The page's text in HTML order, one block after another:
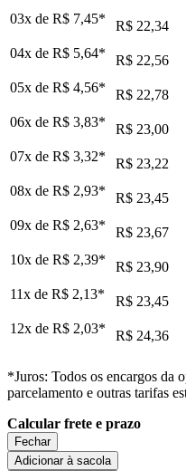
03x de R$ 7,45*
R$ 22,34
04x de R$ 5,64*
R$ 22,56
05x de R$ 4,56*
R$ 22,78
06x de R$ 3,83*
R$ 23,00
07x de R$ 3,32*
R$ 23,22
08x de R$ 2,93*
R$ 23,45
09x de R$ 2,63*
R$ 23,67
10x de R$ 2,39*
R$ 23,90
11x de R$ 2,13*
R$ 23,45
12x de R$ 2,03* R$ 24,36
*Juros: Todos os encargos da
parcelamento e outras tarifas
Calcular frete e prazo
Fechar
Adicionar à sacola